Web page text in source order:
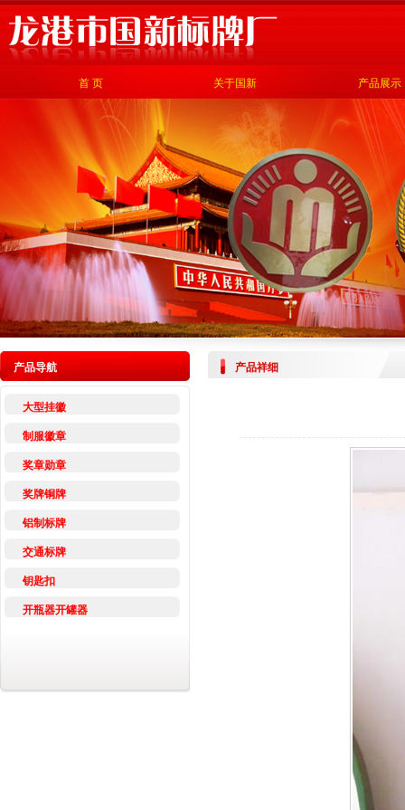
首 页 关于国新 产品展示
产品导航
大型挂徽
制服徽章
奖章勋章
奖牌铜牌
铝制标牌
交通标牌
钥匙扣
开瓶器开罐器
产品祥细